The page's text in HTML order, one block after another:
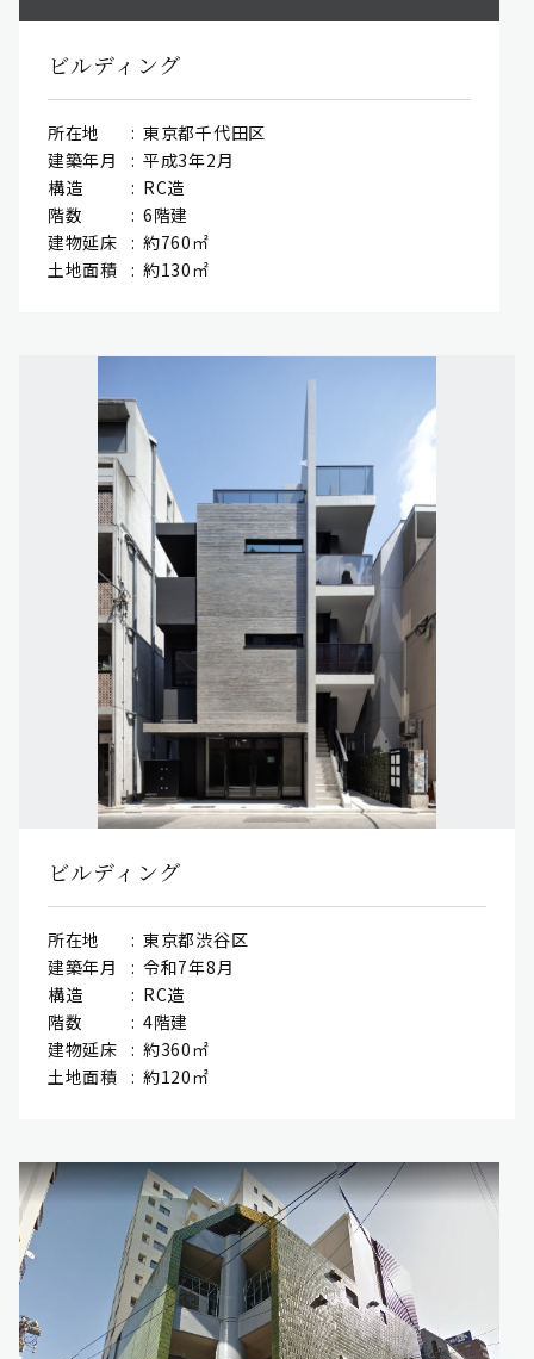
ビルディング
所在地
東京都千代田区
建築年月
平成3年2月
構造
RC造
階数
6階建
建物延床
約760㎡
土地面積
約130㎡
ビルディング
所在地
東京都渋谷区
建築年月
令和7年8月
構造
RC造
階数
4階建
建物延床
約360㎡
土地面積
約120㎡